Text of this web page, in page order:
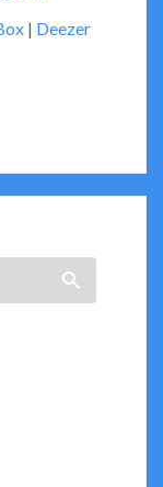
| Deezer